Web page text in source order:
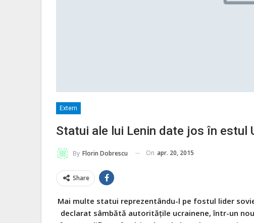
Extern
Statui ale lui Lenin date jos în estul
By Florin Dobrescu On apr. 20, 2015
Share
Mai multe statui reprezentându-l pe fostul lider
declarat sâmbătă autorităţile ucrainene, într-un